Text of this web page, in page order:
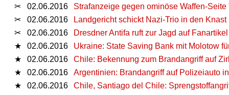
✂
02.06.2016
Strafanzeige gegen ominöse Waffen-
✂
02.06.2016
Landgericht schickt Nazi-Trio in den Knast
✂
02.06.2016
Dresdner Antifa ruft zur Jagd auf
★
02.06.2016
Ukraine: State Saving Bank mit Molotow
★
02.06.2016
Chile: Bekennung zum Brandangriff auf
★
02.06.2016
Argentinien: Brandangriff auf Polizeiauto
★
02.06.2016
Chile, Santiago del Chile: